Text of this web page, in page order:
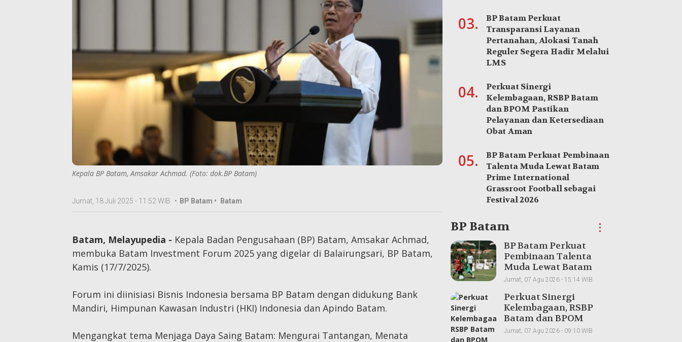
Kepala BP Batam, Amsakar Achmad. (Foto: dok.BP Batam)
Jumat, 18 Juli 2025 - 11:52 WIB • BP Batam • Batam
Batam, Melayupedia - Kepala Badan Pengusahaan (BP) Batam, Amsakar Achmad,
membuka Batam Investment Forum 2025 yang digelar di Balairungsari, BP Batam,
Kamis (17/7/2025).
Forum ini diinisiasi Bisnis Indonesia bersama BP Batam dengan didukung Bank
Mandiri, Himpunan Kawasan Industri (HKI) Indonesia dan Apindo Batam.
Mengangkat tema Menjaga Daya Saing Batam: Mengurai Tantangan, Menata
03.
BP Batam Perkuat
Transparansi Layanan
Pertanahan, Alokasi Tanah
Reguler Segera Hadir Melalui
LMS
04.
Perkuat Sinergi
Kelembagaan, RSBP Batam
dan BPOM Pastikan
Pelayanan dan Ketersediaan
Obat Aman
05.
BP Batam Perkuat Pembinaan
Talenta Muda Lewat Batam
Prime International
Grassroot Football sebagai
Festival 2026
BP Batam ⋮
BP Batam Perkuat
Pembinaan Talenta
Muda Lewat Batam
Prime International
sebagai Festival 2026
Jumat, 07 Agu 2026 - 15:14 WIB
Perkuat Sinergi
Kelembagaan, RSBP
Batam dan BPOM
Pastikan Pelayanan
Jumat, 07 Agu 2026 - 09:10 WIB